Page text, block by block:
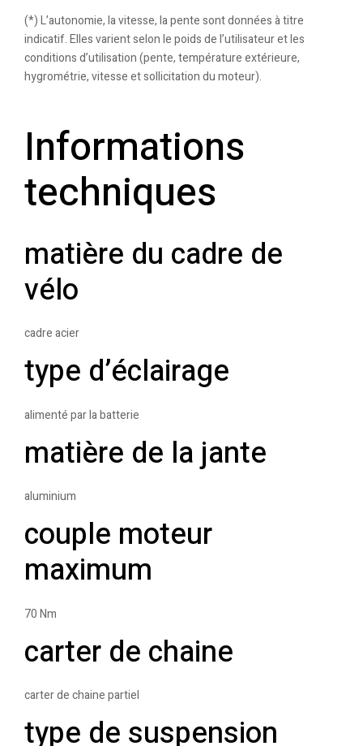
(*) L’autonomie, la vitesse, la pente sont données à titre
indicatif. Elles varient selon le poids de l’utilisateur et les
conditions d’utilisation (pente, température extérieure,
hygrométrie, vitesse et sollicitation du moteur).
Informations
techniques
matière du cadre de
vélo
cadre acier
type d’éclairage
alimenté par la batterie
matière de la jante
aluminium
couple moteur
maximum
70 Nm
carter de chaine
carter de chaine partiel
type de suspension